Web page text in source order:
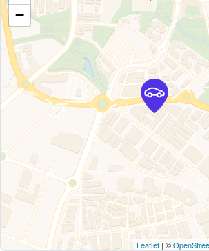
−
Leaflet | ©